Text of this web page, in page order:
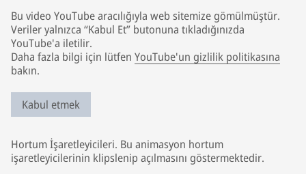
Bu video YouTube aracılığıyla web sitemize gömülmüştür.
Veriler yalnızca “Kabul Et” butonuna tıkladığınızda
YouTube'a iletilir.
Daha fazla bilgi için lütfen YouTube'un gizlilik politikasına
bakın.
Kabul etmek
Hortum İşaretleyicileri. Bu animasyon hortum
işaretleyicilerinin klipslenip açılmasını göstermektedir.